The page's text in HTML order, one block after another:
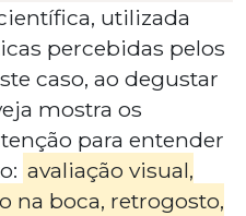
utilizada
percebidas pelos
caso, ao degustar
mostra os
para entender
avaliação visual,
na boca, retrogosto,